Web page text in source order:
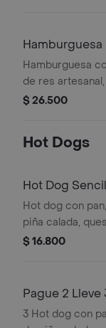
Hamburguesa
Hamburguesa
de res
lechuga, cebolla,
piña, ajo.
$ 26.500
Hot Dogs
Hot Dog
Hot dog con
piña calada,
salsa de la casa.
$ 16.800
Pague 2
3 Hot dog con